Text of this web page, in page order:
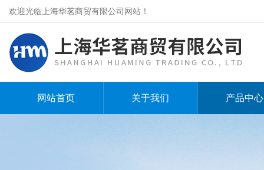
欢迎光临上海华茗商贸有限公司网站！
网站首页 关于我们 产品中心